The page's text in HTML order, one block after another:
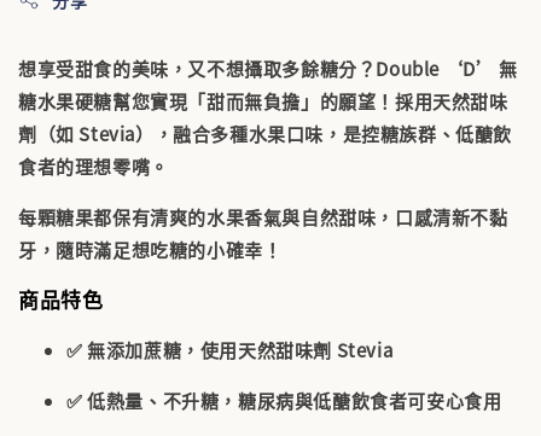
想享受甜食的美味，又不想攝取多餘糖分？Double ‘D’ 無
糖水果硬糖幫您實現「甜而無負擔」的願望！採用天然甜味
劑（如 Stevia），融合多種水果口味，是控糖族群、低醣飲
食者的理想零嘴。
每顆糖果都保有清爽的水果香氣與自然甜味，口感清新不黏
牙，隨時滿足想吃糖的小確幸！
商品特色
✅無添加蔗糖 ，使用天然甜味劑 Stevia
✅低熱量、不升糖 ，糖尿病與低醣飲食者可安心食用